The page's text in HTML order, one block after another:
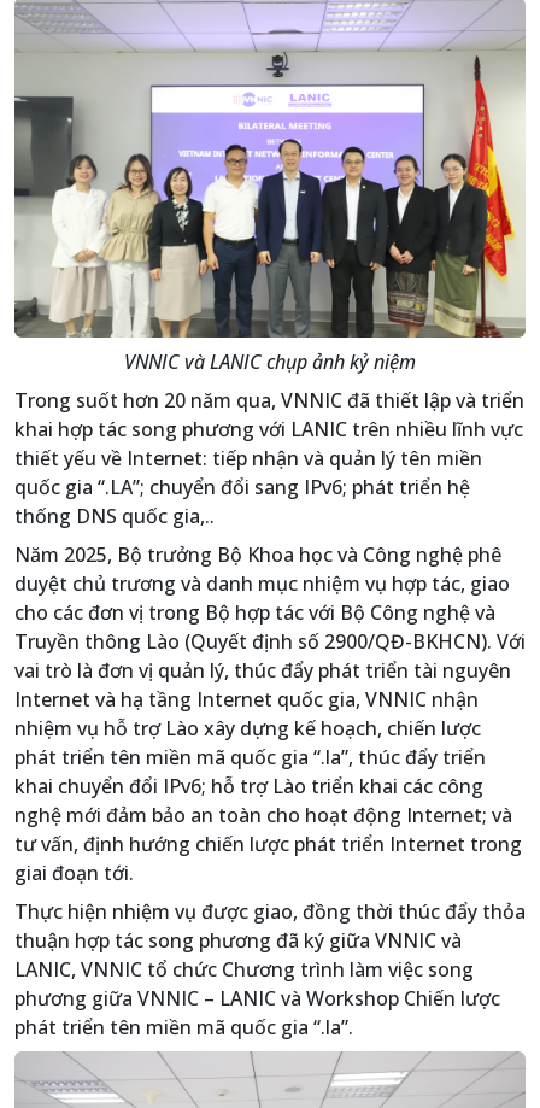
VNNIC và LANIC chụp ảnh kỷ niệm
Trong suốt hơn 20 năm qua, VNNIC đã thiết lập và triển
khai hợp tác song phương với LANIC trên nhiều lĩnh vực
thiết yếu về Internet: tiếp nhận và quản lý tên miền
quốc gia “.LA”; chuyển đổi sang IPv6; phát triển hệ
thống DNS quốc gia,..
Năm 2025, Bộ trưởng Bộ Khoa học và Công nghệ phê
duyệt chủ trương và danh mục nhiệm vụ hợp tác, giao
cho các đơn vị trong Bộ hợp tác với Bộ Công nghệ và
Truyền thông Lào (Quyết định số 2900/QĐ-BKHCN). Với
vai trò là đơn vị quản lý, thúc đẩy phát triển tài nguyên
Internet và hạ tầng Internet quốc gia, VNNIC nhận
nhiệm vụ hỗ trợ Lào xây dựng kế hoạch, chiến lược
phát triển tên miền mã quốc gia “.la”, thúc đẩy triển
khai chuyển đổi IPv6; hỗ trợ Lào triển khai các công
nghệ mới đảm bảo an toàn cho hoạt động Internet; và
tư vấn, định hướng chiến lược phát triển Internet trong
giai đoạn tới.
Thực hiện nhiệm vụ được giao, đồng thời thúc đẩy thỏa
thuận hợp tác song phương đã ký giữa VNNIC và
LANIC, VNNIC tổ chức Chương trình làm việc song
phương giữa VNNIC – LANIC và Workshop Chiến lược
phát triển tên miền mã quốc gia “.la”.